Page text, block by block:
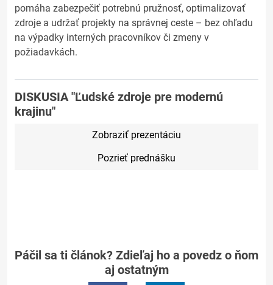
pomáha zabezpečiť potrebnú pružnosť, optimalizovať
zdroje a udržať projekty na správnej ceste – bez ohľadu
na výpadky interných pracovníkov či zmeny v
požiadavkách.
DISKUSIA "Ľudské zdroje pre modernú
krajinu"
Zobraziť prezentáciu
Pozrieť prednášku
Páčil sa ti článok? Zdieľaj ho a povedz o ňom
aj ostatným